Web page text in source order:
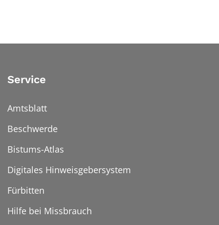
Service
Amtsblatt
Beschwerde
Bistums-Atlas
Digitales Hinweisgebersystem
Fürbitten
Hilfe bei Missbrauch